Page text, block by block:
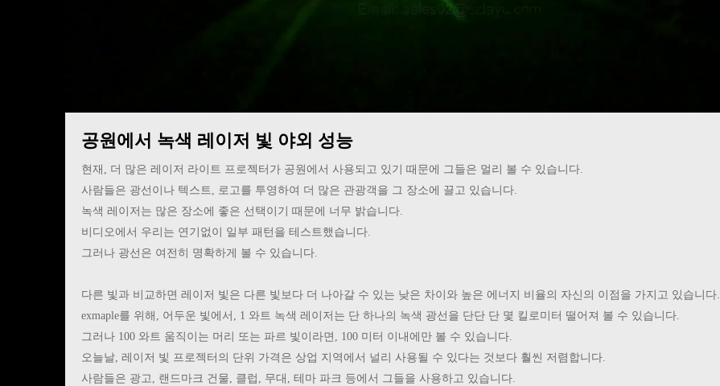
공원에서 녹색 레이저 빛 야외 성능
현재, 더 많은 레이저 라이트 프로젝터가 공원에서 사용되고 있기 때문에 그들은 멀리 볼 수 있습니다.
사람들은 광선이나 텍스트, 로고를 투영하여 더 많은 관광객을 그 장소에 끌고 있습니다.
녹색 레이저는 많은 장소에 좋은 선택이기 때문에 너무 밝습니다.
비디오에서 우리는 연기없이 일부 패턴을 테스트했습니다.
그러나 광선은 여전히 명확하게 볼 수 있습니다.
다른 빛과 비교하면 레이저 빛은 다른 빛보다 더 나아갈 수 있는 낮은 차이와 높은 에너지 비율의 자신의 이점을 가지고 있습니다.
exmaple를 위해, 어두운 빛에서, 1 와트 녹색 레이저는 단 하나의 녹색 광선을 단단 단 몇 킬로미터 떨어져 볼 수 있습니다.
그러나 100 와트 움직이는 머리 또는 파르 빛이라면, 100 미터 이내에만 볼 수 있습니다.
오늘날, 레이저 빛 프로젝터의 단위 가격은 상업 지역에서 널리 사용될 수 있다는 것보다 훨씬 저렴합니다.
사람들은 광고, 랜드마크 건물, 클럽, 무대, 테마 파크 등에서 그들을 사용하고 있습니다.